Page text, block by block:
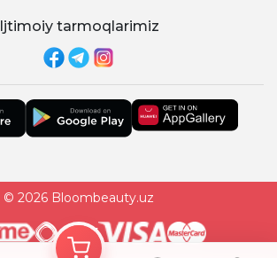
Ijtimoiy tarmoqlarimiz
© 2026 Bloombeauty.uz